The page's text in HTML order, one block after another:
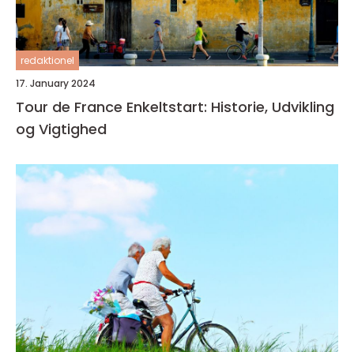
redaktionel
17. January 2024
Tour de France Enkeltstart: Historie, Udvikling
og Vigtighed